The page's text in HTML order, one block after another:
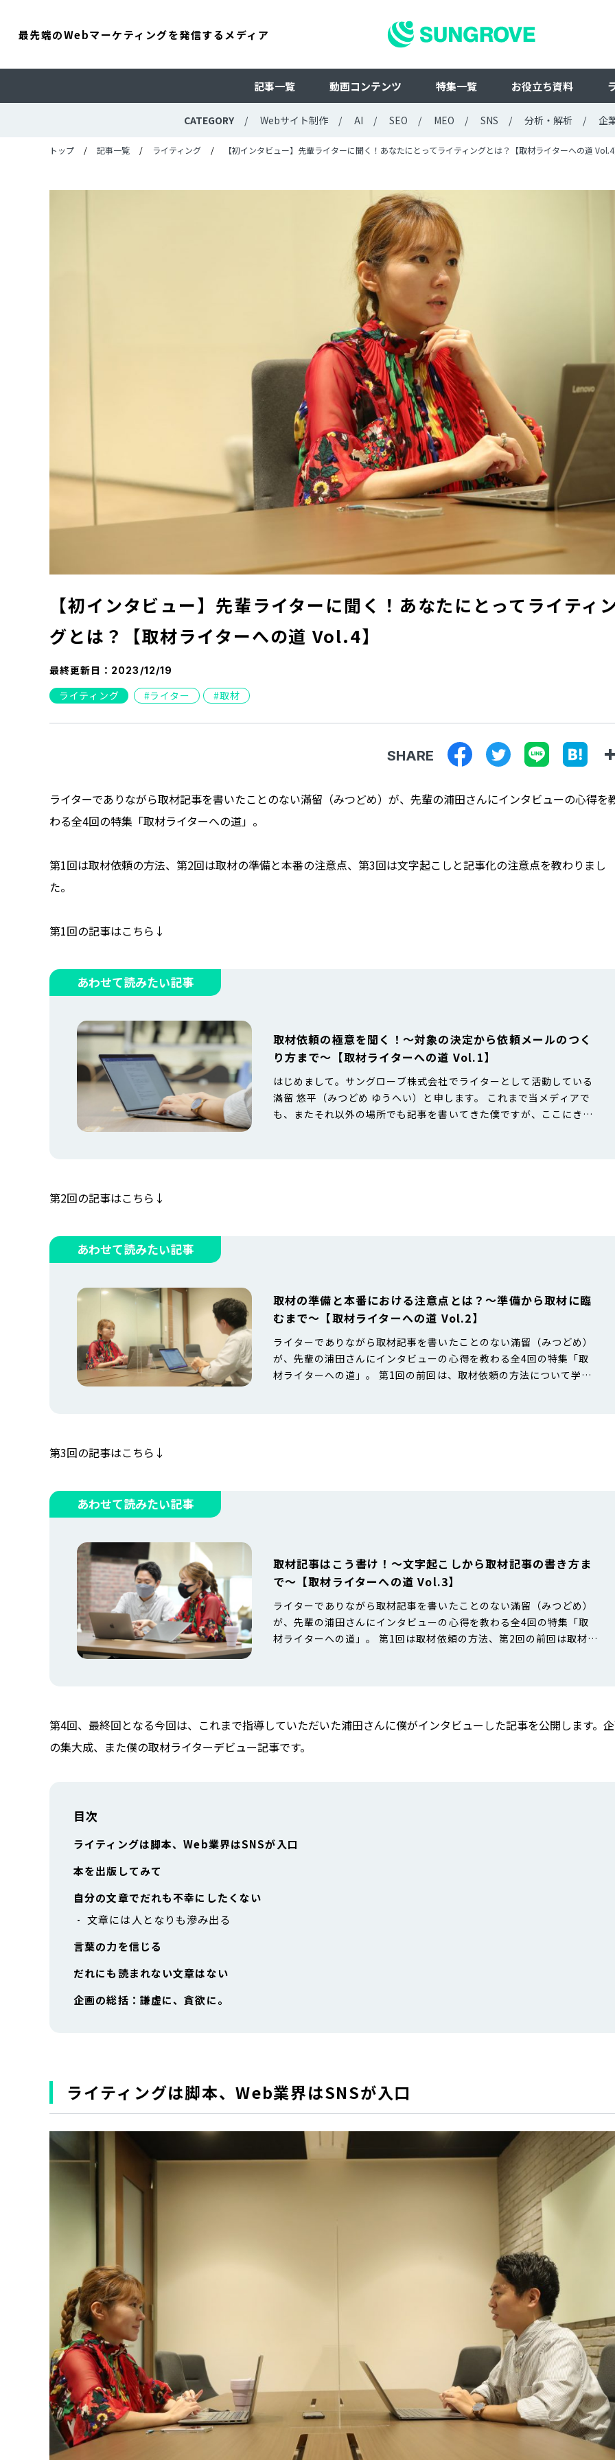
最先端のWebマーケティングを発信するメディア
記事一覧 動画コンテンツ 特集一覧 お役立ち資料
CATEGORY Webサイト制作 AI SEO MEO SNS 分析・解析 企
トップ 記事一覧 ライティング 【初インタビュー】先輩ライターに聞く！あなたにとってライティングとは？【取材ライターへの道
【初インタビュー】先輩ライターに聞く！あなたにとってライティ
グとは？【取材ライターへの道 Vol.4】
最終更新日： 2023/12/19
ライティング ライター 取材
SHARE
ライターでありながら取材記事を書いたことのない滿留（みつどめ）が、先輩の浦田さんにインタビューの心得を
わる全4回の特集「取材ライターへの道」。
第1回は取材依頼の方法、第2回は取材の準備と本番の注意点、第3回は文字起こしと記事化の注意点を教わりまし
た。
第1回の記事はこちら↓
あわせて読みたい記事
取材依頼の極意を聞く！〜対象の決定から依頼メールのつく
り方まで〜【取材ライターへの道 Vol.1】
はじめまして。サングローブ株式会社でライターとして活動している
滿留 悠平（みつどめ ゆうへい）と申します。 これまで当メディアで
も、またそれ以外の場所でも記事を書いてきた僕ですが、ここにきて
第2回の記事はこちら↓
あわせて読みたい記事
取材の準備と本番における注意点とは？〜準備から取材に臨
むまで〜【取材ライターへの道 Vol.2】
ライターでありながら取材記事を書いたことのない滿留（みつどめ）
が、先輩の浦田さんにインタビューの心得を教わる全4回の特集「取
材ライターへの道」。 第1回の前回は、取材依頼の方法について学び
第3回の記事はこちら↓
あわせて読みたい記事
取材記事はこう書け！〜文字起こしから取材記事の書き方ま
で〜【取材ライターへの道 Vol.3】
ライターでありながら取材記事を書いたことのない滿留（みつどめ）
が、先輩の浦田さんにインタビューの心得を教わる全4回の特集「取
材ライターへの道」。 第1回は取材依頼の方法、第2回の前回は取材の
第4回、最終回となる今回は、これまで指導していただいた浦田さんに僕がインタビューした記事を公開します。
の集大成、また僕の取材ライターデビュー記事です。
目次
ライティングは脚本、Web業界はSNSが入口
本を出版してみて
自分の文章でだれも不幸にしたくない
文章には人となりも滲み出る
言葉の力を信じる
だれにも読まれない文章はない
企画の総括：謙虚に、貪欲に。
ライティングは脚本、Web業界はSNSが入口